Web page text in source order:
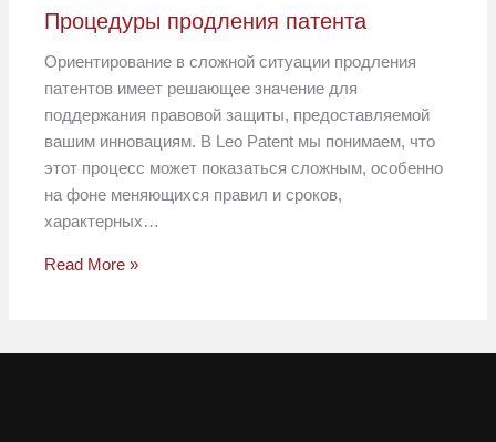
Процедуры продления патента
Ориентирование в сложной ситуации продления
патентов имеет решающее значение для
поддержания правовой защиты, предоставляемой
вашим инновациям. В Leo Patent мы понимаем, что
этот процесс может показаться сложным, особенно
на фоне меняющихся правил и сроков,
характерных…
Read More »